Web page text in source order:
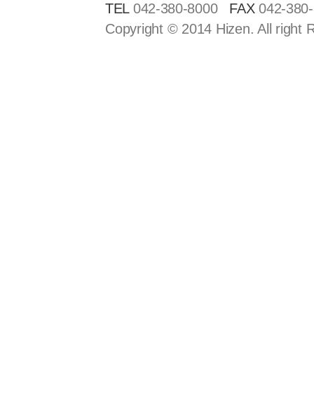
TEL042-380-8000 FAX042-
Copyright © 2014 Hizen. All right